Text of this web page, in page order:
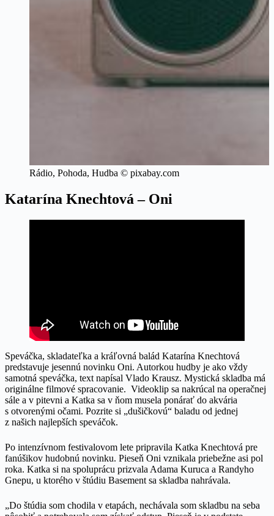
Rádio, Pohoda, Hudba © pixabay.com
Katarína Knechtová – Oni
Speváčka, skladateľka a kráľovná balád Katarína Knechtová
predstavuje jesennú novinku Oni. Autorkou hudby je ako vždy
samotná speváčka, text napísal Vlado Krausz. Mystická skladba má
originálne filmové spracovanie. Videoklip sa nakrúcal na operačnej
sále a v pitevni a Katka sa v ňom musela ponárať do akvária
s otvorenými očami. Pozrite si „dušičkovú“ baladu od jednej
z našich najlepších speváčok.
Po intenzívnom festivalovom lete pripravila Katka Knechtová pre
fanúšikov hudobnú novinku. Pieseň Oni vznikala priebežne asi pol
roka. Katka si na spoluprácu prizvala Adama Kuruca a Randyho
Gnepu, u ktorého v štúdiu Basement sa skladba nahrávala.
„Do štúdia som chodila v etapách, nechávala som skladbu na seba